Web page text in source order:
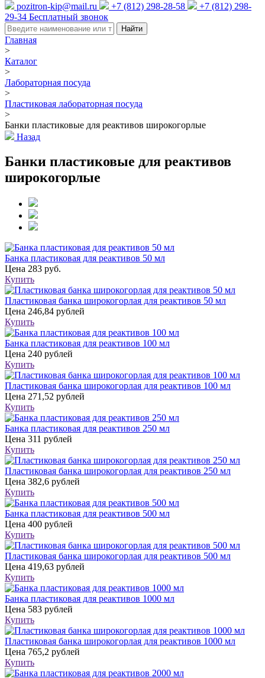
pozitron-kip@mail.ru +7 (812) 298-28-58
+7 (812) 298-
29-34 Бесплатный звонок
Найти
Главная
>
Каталог
>
Лабораторная посуда
>
Пластиковая лабораторная посуда
>
Банки пластиковые для реактивов широкогорлые
Назад
Банки пластиковые для реактивов
широкогорлые
Банка пластиковая для реактивов 50 мл
Цена 283 руб.
Купить
Пластиковая банка широкогорлая для реактивов 50 мл
Цена 246,84 рублей
Купить
Банка пластиковая для реактивов 100 мл
Цена 240 рублей
Купить
Пластиковая банка широкогорлая для реактивов 100 мл
Цена 271,52 рублей
Купить
Банка пластиковая для реактивов 250 мл
Цена 311 рублей
Купить
Пластиковая банка широкогорлая для реактивов 250 мл
Цена 382,6 рублей
Купить
Банка пластиковая для реактивов 500 мл
Цена 400 рублей
Купить
Пластиковая банка широкогорлая для реактивов 500 мл
Цена 419,63 рублей
Купить
Банка пластиковая для реактивов 1000 мл
Цена 583 рублей
Купить
Пластиковая банка широкогорлая для реактивов 1000 мл
Цена 765,2 рублей
Купить